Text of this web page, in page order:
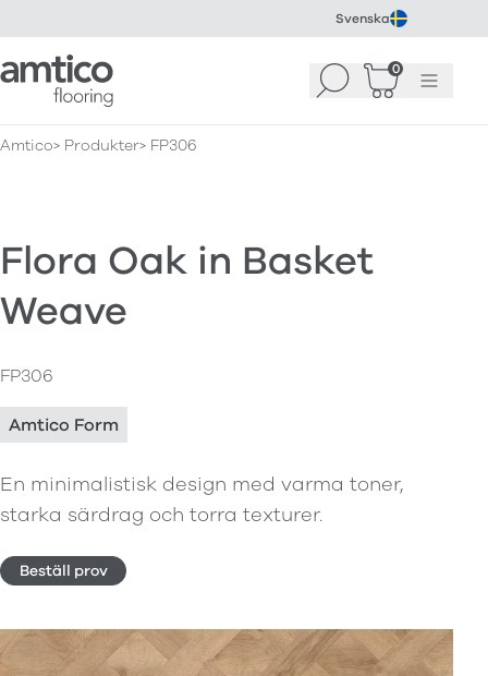
Svenska
Amtico Flooring Sök 0
Korg 0)Meny
Amtico Produkter FP306
Flora Oak in Basket
Weave
FP306
Amtico Form
En minimalistisk design med varma toner,
starka särdrag och torra texturer.
Beställ prov